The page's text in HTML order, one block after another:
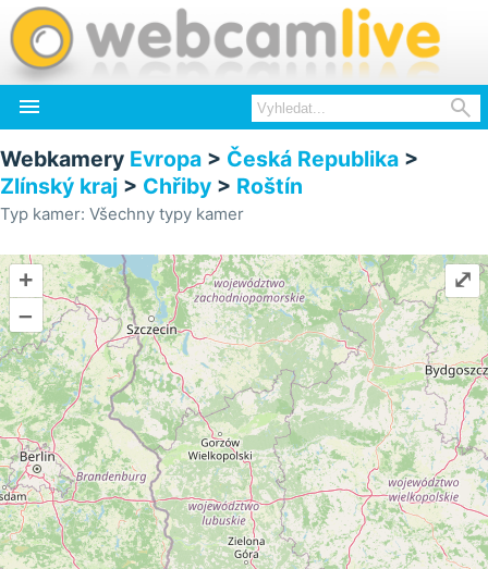
 
Webkamery Evropa > Česká Republika >
Zlínský kraj > Chřiby > Roštín
Typ kamer: Všechny typy kamer
+
–
⤢